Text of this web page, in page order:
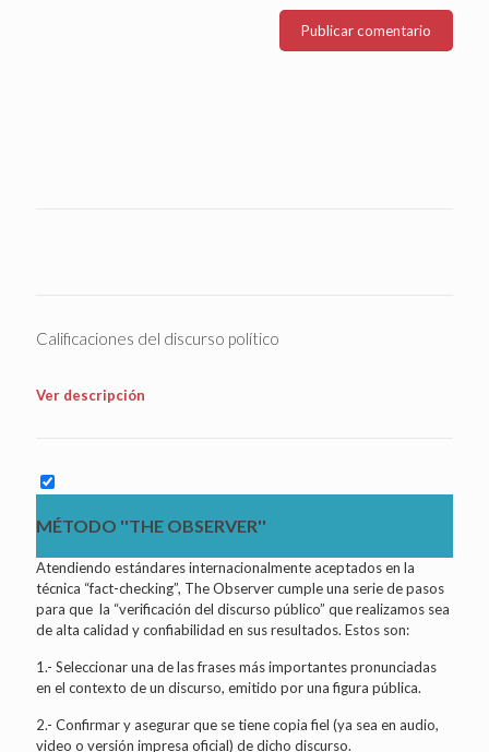
Calificaciones del discurso político
Ver descripción
MÉTODO ''THE OBSERVER''
Atendiendo estándares internacionalmente aceptados en la
técnica “fact-checking”, The Observer cumple una serie de pasos
para que la “verificación del discurso público” que realizamos sea
de alta calidad y confiabilidad en sus resultados. Estos son:
1.- Seleccionar una de las frases más importantes pronunciadas
en el contexto de un discurso, emitido por una figura pública.
2.- Confirmar y asegurar que se tiene copia fiel (ya sea en audio,
video o versión impresa oficial) de dicho discurso.